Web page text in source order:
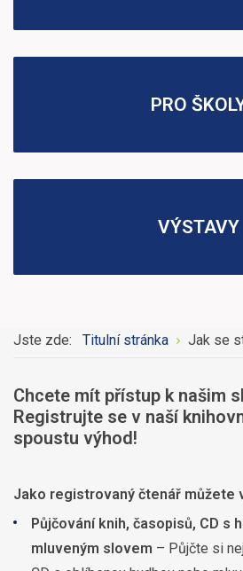
PRO
VÝSTAVY
Jste zde: Titulní stránka Jak se
Chcete mít přístup k našim
Registrujte se v naší
spoustu výhod!
Jako registrovaný čtenář můžete
Půjčování knih, časopisů, CD s
mluveným slovem – Půjčte si